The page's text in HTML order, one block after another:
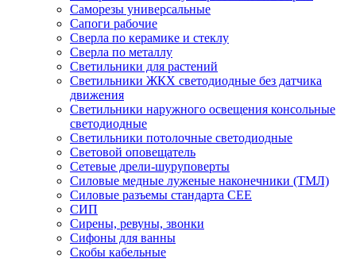
Саморезы универсальные
Сапоги рабочие
Сверла по керамике и стеклу
Сверла по металлу
Светильники для растений
Светильники ЖКХ светодиодные без датчика
движения
Светильники наружного освещения консольные
светодиодные
Светильники потолочные светодиодные
Световой оповещатель
Сетевые дрели-шуруповерты
Силовые медные луженые наконечники (ТМЛ)
Силовые разъемы стандарта CEE
СИП
Сирены, ревуны, звонки
Сифоны для ванны
Скобы кабельные